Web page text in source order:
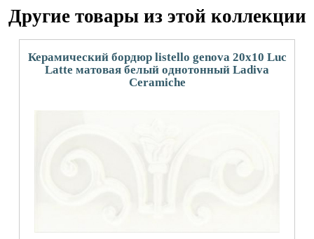
Другие товары из этой коллекции
Керамический бордюр listello genova 20x10 Luc
Latte матовая белый однотонный Ladiva
Сeramiche